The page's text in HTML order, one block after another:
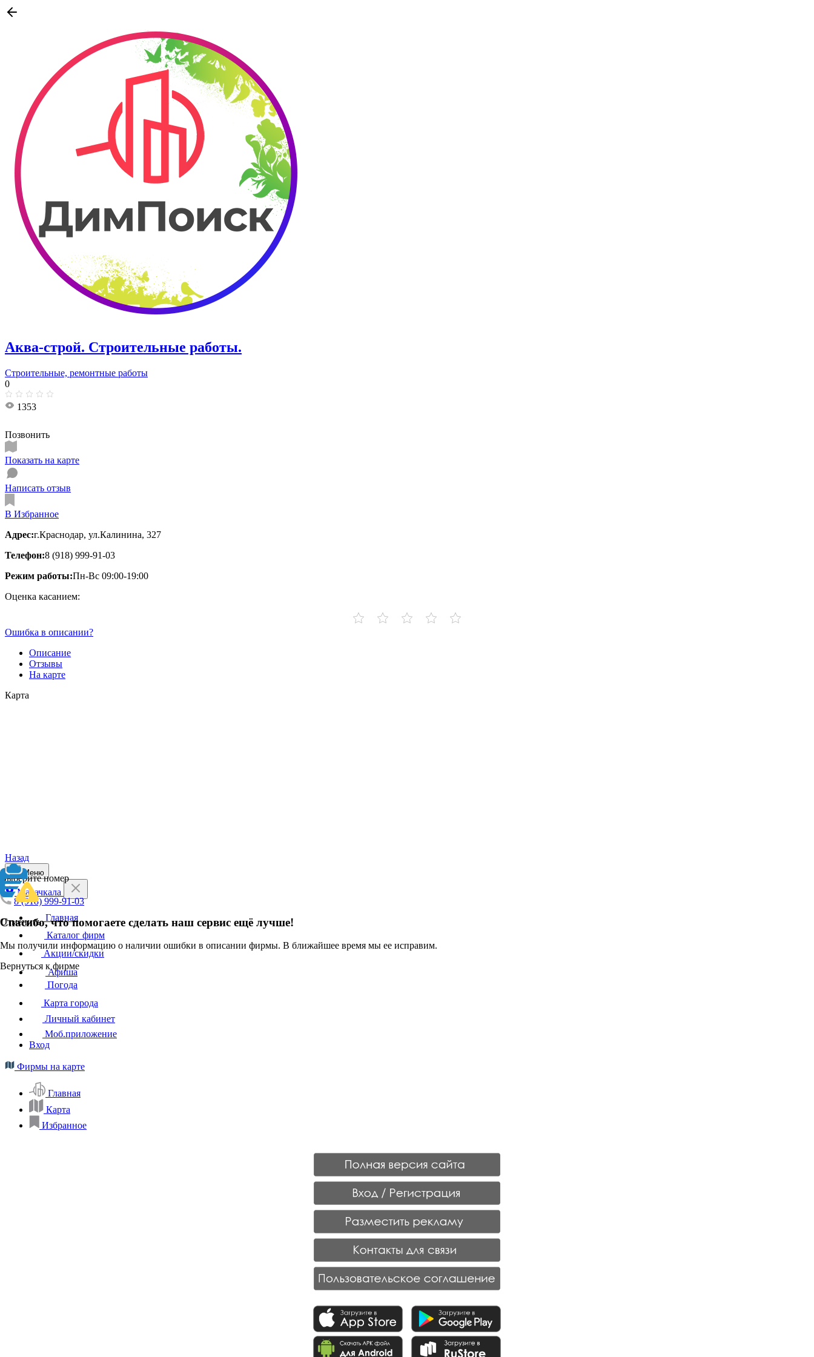
Аква-строй. Строительные работы.
Строительные, ремонтные работы
0
1353
Позвонить
Показать на карте
Написать отзыв
В Избранное
Адрес:г.Краснодар, ул.Калинина, 327
Телефон:8 (918) 999-91-03
Режим работы:Пн-Вс 09:00-19:00
Оценка касанием:
Ошибка в описании?
Описание
Отзывы
На карте
Карта
Назад
Выберите номер
8 (918) 999-91-03
Отменить
Спасибо, что помогаете сделать наш сервис ещё лучше!
Мы получили информацию о наличии ошибки в описании фирмы. В ближайшее время мы ее исправим.
Вернуться к фирме
Меню
Махачкала
Главная
Каталог фирм
Акции/скидки
Афиша
Погода
Карта города
Личный кабинет
Моб.приложение
Вход
Фирмы на карте
Главная
Карта
Избранное